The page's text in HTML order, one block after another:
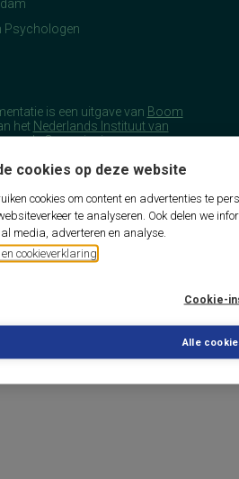
cookies op deze website
cookies om content en advertenties te
te analyseren. Ook delen we
media, adverteren en analyse.
cookieverklaring
Cookie-
Alle
Psychologen
is een uitgave van Boom
het Nederlands Instituut van
de Commissie
(COTAN).
Documentatie